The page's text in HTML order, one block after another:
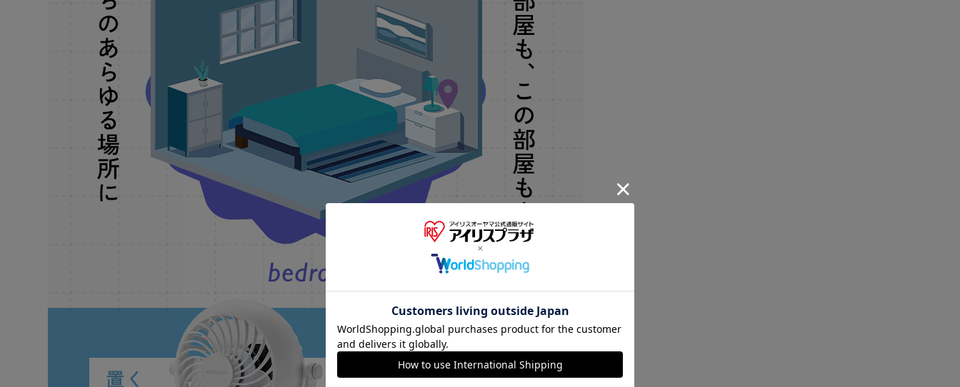
◆ボタンを押して風量・明るさを切り替え！
風量ボタン：弱→中→強→切
LEDライトボタ：弱→中→強→消灯
◆使い方広がるフック付き
クリップ・ベルト部分をくるっと外すとつり下げ可能に！
◆アロマパッド付き
アロマパッドにエッセンシャルオイルを含ませれば涼しい風と一緒にいい香りも楽しめます。
※エッセンシャルオイルは付属しておりません。お手持ちのお気に入りの香りでご利用ください。
◆USB Type-C 充電
パソコンのUSBやモバイルバッテリーなどでどこでも充電が可能。
※バッテリーは、購入時点では十分に充電されていません。使用する前に充電してください。
※ご確認ください